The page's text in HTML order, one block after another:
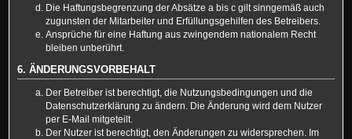
Die Haftungsbegrenzung der Absätze a bis c gilt sinngemäß auch
zugunsten der Mitarbeiter und Erfüllungsgehilfen des Betreibers.
Ansprüche für eine Haftung aus zwingendem nationalem Recht
bleiben unberührt.
6. ÄNDERUNGSVORBEHALT
Der Betreiber ist berechtigt, die Nutzungsbedingungen und die
Datenschutzerklärung zu ändern. Die Änderung wird dem Nutzer
per E-Mail mitgeteilt.
Der Nutzer ist berechtigt, den Änderungen zu widersprechen. Im